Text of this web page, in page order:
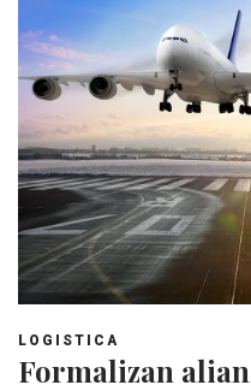
LOGISTICA
Formalizan